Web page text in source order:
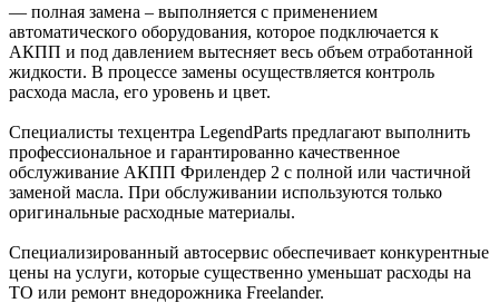
— полная замена – выполняется с применением
автоматического оборудования, которое подключается к
АКПП и под давлением вытесняет весь объем отработанной
жидкости. В процессе замены осуществляется контроль
расхода масла, его уровень и цвет.
Специалисты техцентра LegendParts предлагают выполнить
профессиональное и гарантированно качественное
обслуживание АКПП Фрилендер 2 с полной или частичной
заменой масла. При обслуживании используются только
оригинальные расходные материалы.
Специализированный автосервис обеспечивает конкурентные
цены на услуги, которые существенно уменьшат расходы на
ТО или ремонт внедорожника Freelander.